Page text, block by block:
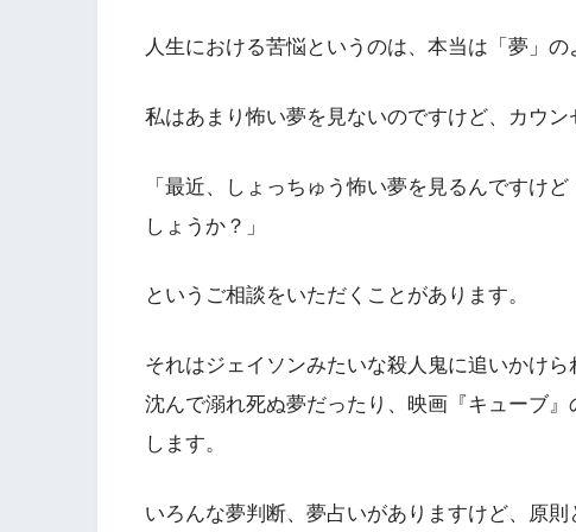
人生における苦悩というのは、本当は「夢」の
私はあまり怖い夢を見ないのですけど、カウン
「最近、しょっちゅう怖い夢を見るんですけ
しょうか？」
というご相談をいただくことがあります。
それはジェイソンみたいな殺人鬼に追いかけ
沈んで溺れ死ぬ夢だったり、映画『キューブ
します。
いろんな夢判断、夢占いがありますけど、原